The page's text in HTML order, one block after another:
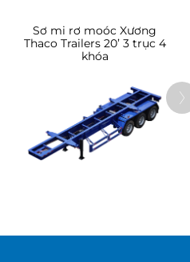
thép trên hoặc
thép bên dày 5/
Dầm chữ I được
dầm bằng thép
cánh dầm trên và
Sơ mi rơ moóc Xương
Thaco Trailers 20’ 3 trục 4
khóa